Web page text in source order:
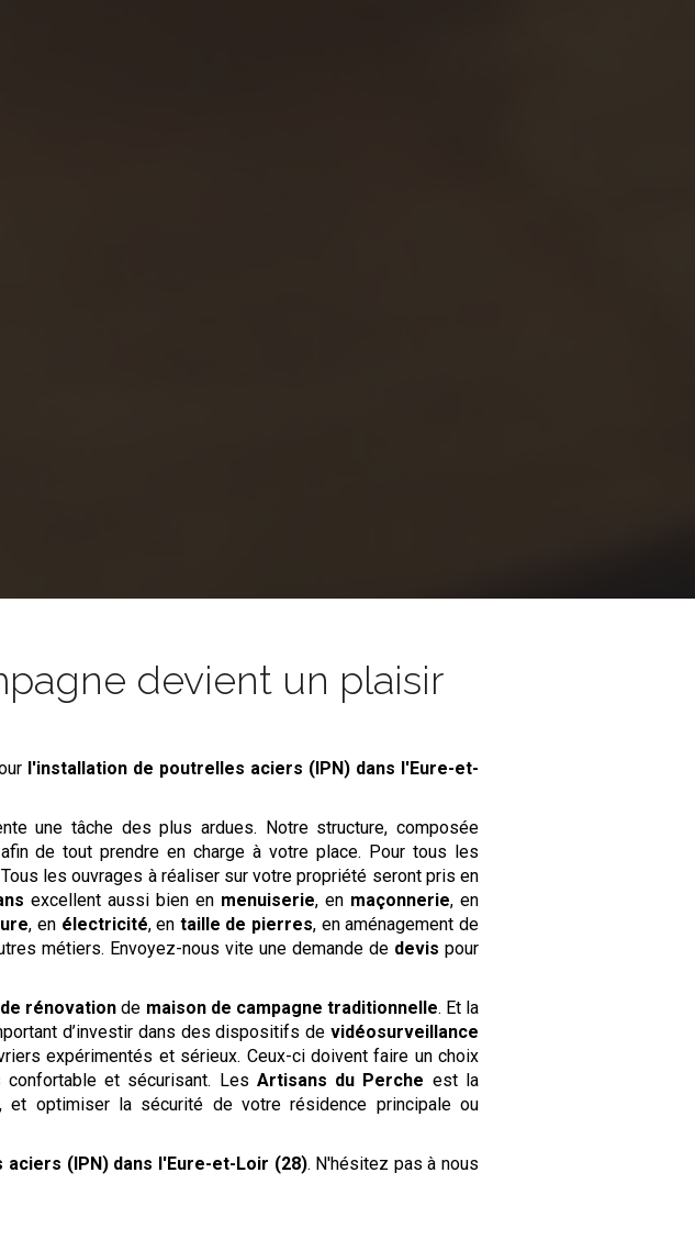
devient un plaisir
l'installation de poutrelles aciers (IPN) dans l'Eure-et-
une tâche des plus ardues. Notre structure, composée
de tout prendre en charge à votre place. Pour tous les
les ouvrages à réaliser sur votre propriété seront pris en
excellent aussi bien en menuiserie, en maçonnerie, en
, en électricité, en taille de pierres, en aménagement de
métiers. Envoyez-nous vite une demande de devis pour
rénovation de maison de campagne traditionnelle. Et la
d’investir dans des dispositifs de vidéosurveillance
expérimentés et sérieux. Ceux-ci doivent faire un choix
et sécurisant. Les Artisans du Perche est la
optimiser la sécurité de votre résidence principale ou
aciers (IPN) dans l'Eure-et-Loir (28). N'hésitez pas à nous